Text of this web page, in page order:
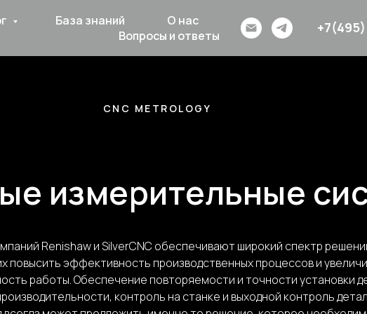
База знаний
О нас
Вопросы и ответы
CNC METROLOGY
измерительные
Renishaw и SilverCNC обеспечивают широкий спектр
повысить эффективность производственных процессов и
работы. Обеспечение повторяемости и точности установки
контроль на станке и выходной контроль